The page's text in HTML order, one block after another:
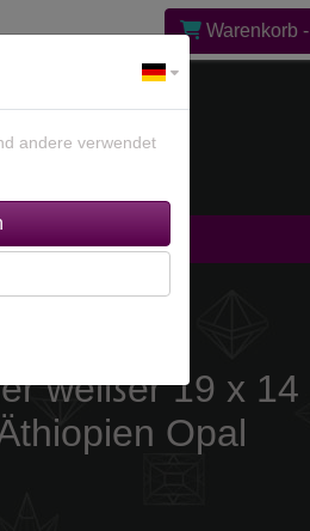
Warenkorb -
weißer 19 x 14
Opal
andere verwendet